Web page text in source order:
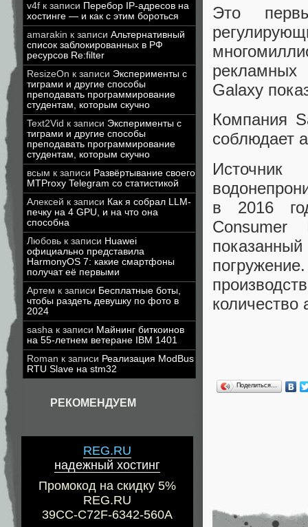
v4f к записи Перебор IP-адресов на
хостинге — и как с этим бороться
amarakin к записи Альтернативный
список заблокированных в РФ
ресурсов Re:filter
ResizeOn к записи Эксперименты с
тиграми и другие способы
преподавать программирование
студентам, которым скучно
Text2Vid к записи Эксперименты с
тиграми и другие способы
преподавать программирование
студентам, которым скучно
всым к записи Развёртывание своего
MTProxy Telegram со статистикой
Алексей к записи Как я собрал LLM-
печку на 4 GPU, и на что она
способна
Любовь к записи Huawei
официально представила
HarmonyOS 7: какие смартфоны
получат её первыми
Артем к записи Бесплатные боты,
чтобы раздеть девушку по фото в
2024
sasha к записи Майнинг биткоинов
на 55-летнем ветеране IBM 1401
Roman к записи Реализация ModBus
RTU Slave на stm32
РЕКОМЕНДУЕМ
REG.RU
надежный хостинг
Промокод на скидку 5%
REG.RU
39CC-C72F-6342-560A
Это
Galaxy
Компания
соблюдает
в 2016
количество
Поделиться…